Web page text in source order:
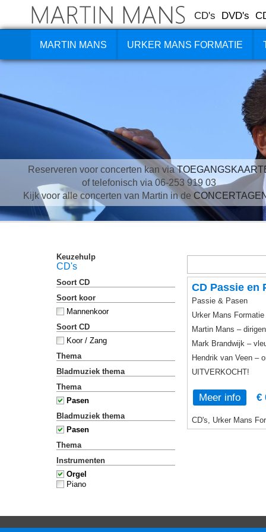
CD's DVD's
MARTIN MANS URKER MANS FORMATIE
Reserveren voor concerten kan via
of telefonisch via 06-253 919 03
Kijk voor alle concerten van Martin in de
Keuzehulp
CD's
Soort CD
Soort koor
Mannenkoor
Soort CD
Koor / Zang
Thema
Bladmuziek thema
Thema
Pasen
Bladmuziek thema
Pasen
Thema
Instrumenten
Orgel
Piano
CD Passie en
Passie & Pasen
Urker Mans Formatie
Martin Mans –
Mark Brandwijk –
Hendrik van Veen –
UITVERKOCHT!
Meer info €
CD's, Urker Mans